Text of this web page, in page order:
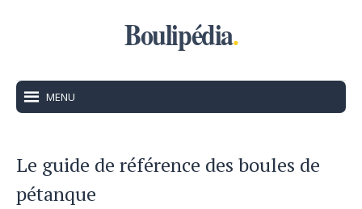
Boulipédia.
MENU
Le guide de référence des boules de
pétanque